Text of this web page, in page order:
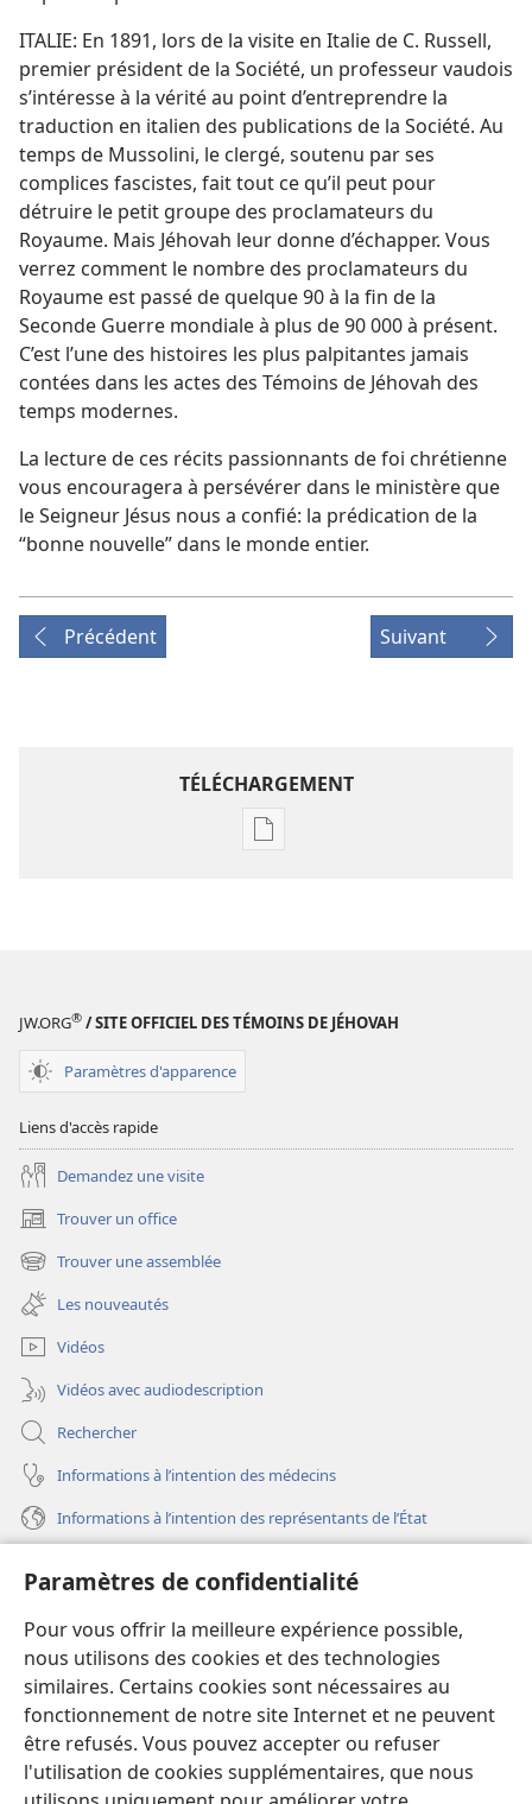
Paramètres de confidentialité
Pour vous offrir la meilleure expérience possible,
nous utilisons des cookies et des technologies
similaires. Certains cookies sont nécessaires au
fonctionnement de notre site Internet et ne peuvent
être refusés. Vous pouvez accepter ou refuser
l'utilisation de cookies supplémentaires, que nous
ITALIE: En 1891, lors de la visite en Italie de C. Russell,
premier président de la Société, un professeur vaudois
s’intéresse à la vérité au point d’entreprendre la
traduction en italien des publications de la Société. Au
temps de Mussolini, le clergé, soutenu par ses
complices fascistes, fait tout ce qu’il peut pour
détruire le petit groupe des proclamateurs du
Royaume. Mais Jéhovah leur donne d’échapper. Vous
verrez comment le nombre des proclamateurs du
Royaume est passé de quelque 90 à la fin de la
Seconde Guerre mondiale à plus de 90 000 à présent.
C’est l’une des histoires les plus palpitantes jamais
contées dans les actes des Témoins de Jéhovah des
temps modernes.
La lecture de ces récits passionnants de foi chrétienne
vous encouragera à persévérer dans le ministère que
le Seigneur Jésus nous a confié: la prédication de la
“bonne nouvelle” dans le monde entier.
Précédent Suivant
TÉLÉCHARGEMENT
Options
Annuaire
Jéhovah
JW.ORG® / SITE OFFICIEL DES TÉMOINS DE JÉHOVAH
Paramètres d'apparence
Liens d'accès rapide
Demandez une visite
Trouver un office
(ouvre
une
nouvelle
fenêtre)
Trouver une assemblée
(ouvre
une
nouvelle
fenêtre)
Les nouveautés
Vidéos
Vidéos avec audiodescription
Rechercher
Informations à l’intention des médecins
Informations à l’intention des représentants de l’État
(ouvre
une
nouvelle
fenêtre)
Bibliothèque en ligne
(ouvre
une
nouvelle
fenêtre)
JW Hub®
(ouvre
une
nouvelleJW Library